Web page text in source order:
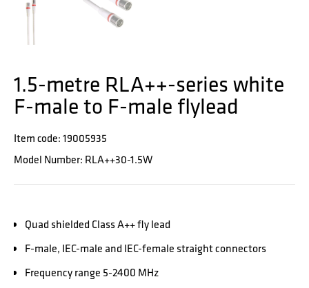
1.5-metre RLA++-series white
F-male to F-male flylead
Item code: 19005935
Model Number: RLA++30-1.5W
Quad shielded Class A++ fly lead
F-male, IEC-male and IEC-female straight connectors
Frequency range 5-2400 MHz